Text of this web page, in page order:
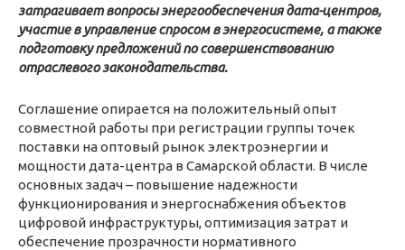
затрагивает вопросы энергообеспечения дата-центров,
участие в управление спросом в энергосистеме, а также
подготовку предложенийпо совершенствованию
отраслевого законодательства.
Соглашение опирается на положительный опыт
совместной работы при регистрации группы точек
поставки на оптовый рынок электроэнергии и
мощности дата-центра в Самарской области. В числе
основных задач – повышение надежности
функционирования и энергоснабжения объектов
цифровой инфраструктуры, оптимизация затрат и
обеспечение прозрачности нормативного